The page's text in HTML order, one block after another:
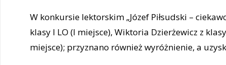
W konkursie lektorskim „Józef Piłsudski –
klasy I LO (I miejsce), Wiktoria Dzierżewicz z
miejsce); przyznano również wyróżnienie, a